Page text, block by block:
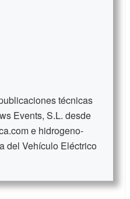
técnicas
Events, S.L. desde
e hidrogeno-
del Vehículo Eléctrico